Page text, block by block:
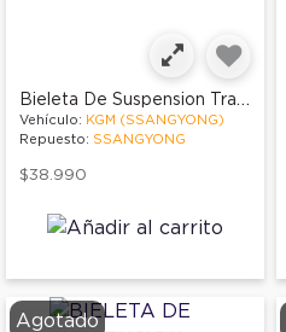
Bieleta De Suspension Trasera
Vehículo: KGM (SSANGYONG)
Repuesto: SSANGYONG
$38.990
Agotado